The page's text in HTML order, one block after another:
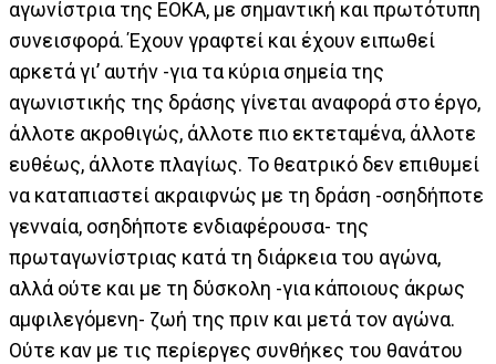
αγωνίστρια της ΕΟΚΑ, με σημαντική και πρωτότυπη
συνεισφορά. Έχουν γραφτεί και έχουν ειπωθεί
αρκετά γι’ αυτήν -για τα κύρια σημεία της
αγωνιστικής της δράσης γίνεται αναφορά στο έργο,
άλλοτε ακροθιγώς, άλλοτε πιο εκτεταμένα, άλλοτε
ευθέως, άλλοτε πλαγίως. Το θεατρικό δεν επιθυμεί
να καταπιαστεί ακραιφνώς με τη δράση -οσηδήποτε
γενναία, οσηδήποτε ενδιαφέρουσα- της
πρωταγωνίστριας κατά τη διάρκεια του αγώνα,
αλλά ούτε και με τη δύσκολη -για κάποιους άκρως
αμφιλεγόμενη- ζωή της πριν και μετά τον αγώνα.
Ούτε καν με τις περίεργες συνθήκες του θανάτου